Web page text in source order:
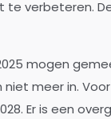
te verbeteren.
mogen
meer in.
Er is een